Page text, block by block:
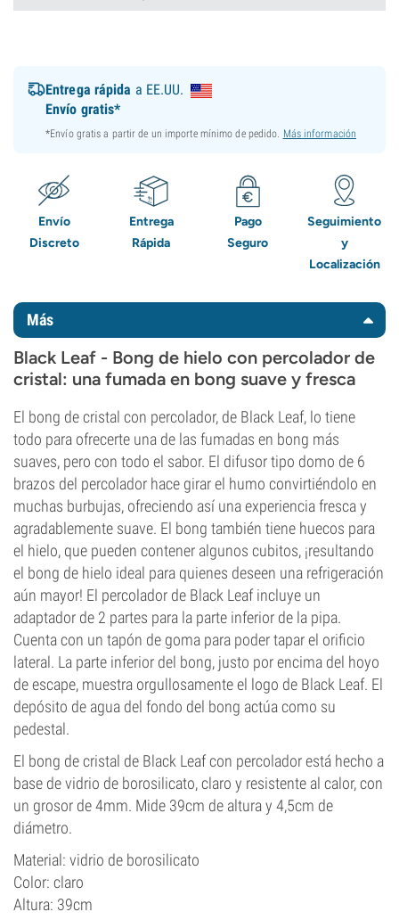
Entrega rápida a EE.UU.
Envío gratis*
*Envío gratis a partir de un importe mínimo de pedido. Más información
Envío
Discreto
Entrega
Rápida
Pago
Seguro
Seguimiento
y
Localización
Más
Black Leaf - Bong de hielo con percolador de
cristal: una fumada en bong suave y fresca
El bong de cristal con percolador, de Black Leaf, lo tiene
todo para ofrecerte una de las fumadas en bong más
suaves, pero con todo el sabor. El difusor tipo domo de 6
brazos del percolador hace girar el humo convirtiéndolo en
muchas burbujas, ofreciendo así una experiencia fresca y
agradablemente suave. El bong también tiene huecos para
el hielo, que pueden contener algunos cubitos, ¡resultando
el bong de hielo ideal para quienes deseen una refrigeración
aún mayor! El percolador de Black Leaf incluye un
adaptador de 2 partes para la parte inferior de la pipa.
Cuenta con un tapón de goma para poder tapar el orificio
lateral. La parte inferior del bong, justo por encima del hoyo
de escape, muestra orgullosamente el logo de Black Leaf. El
depósito de agua del fondo del bong actúa como su
pedestal.
El bong de cristal de Black Leaf con percolador está hecho a
base de vidrio de borosilicato, claro y resistente al calor, con
un grosor de 4mm. Mide 39cm de altura y 4,5cm de
diámetro.
Material: vidrio de borosilicato
Color: claro
Altura: 39cm